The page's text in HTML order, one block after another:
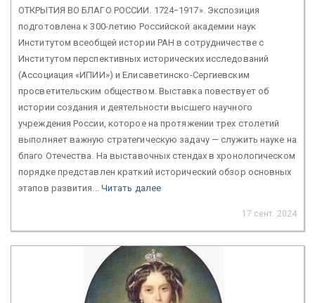
ОТКРЫТИЯ ВО БЛАГО РОССИИ. 1724−1917». Экспозиция
подготовлена к 300-летию Российской академии наук
Институтом всеобщей истории РАН в сотрудничестве с
Институтом перспективных исторических исследований
(Ассоциация «ИПИИ») и Елисаветинско-Сергиевским
просветительским обществом. Выставка повествует об
истории создания и деятельности высшего научного
учреждения России, которое на протяжении трех столетий
выполняет важную стратегическую задачу — служить науке на
благо Отечества. На выставочных стендах в хронологическом
порядке представлен краткий исторический обзор основных
этапов развития... Читать далее
17 сент. 2024